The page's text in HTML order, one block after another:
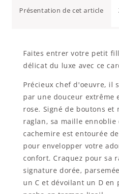
Présentation de cet article
Faites entrer votre petit
délicat du luxe avec ce
Précieux chef d'oeuvre, il
par une douceur extrême
rose. Signé de boutons et
raglan, sa maille ennoblie
cachemire est entourée
pour envelopper votre
confort. Craquez pour sa
signature dorée,
un C et dévoilant un D